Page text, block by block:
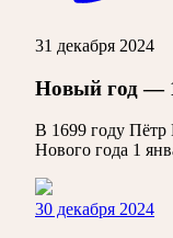
31 декабря 2024
Новый год —
В 1699 году Пётр
Нового года 1
30 декабря 2024